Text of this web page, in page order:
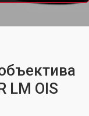
LM OIS